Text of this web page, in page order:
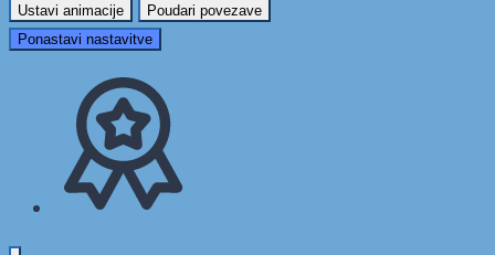
Ustavi animacije
Poudari povezave
Ponastavi nastavitve